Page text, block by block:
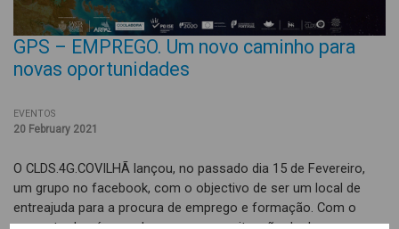
GPS – EMPREGO. Um novo caminho para
novas oportunidades
EVENTOS
20 February 2021
O CLDS.4G.COVILHÃ lançou, no passado dia 15 de Fevereiro,
um grupo no facebook, com o objectivo de ser um local de
entreajuda para a procura de emprego e formação. Com o